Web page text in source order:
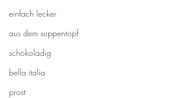
einfach lecker
aus dem suppentopf
schokoladig
bella italia
prost